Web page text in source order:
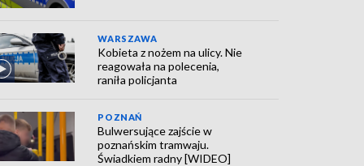
WARSZAWA
Kobieta z nożem na ulicy. Nie
reagowała na polecenia,
raniła policjanta
POZNAŃ
Bulwersujące zajście w
poznańskim tramwaju.
Świadkiem radny [WIDEO]